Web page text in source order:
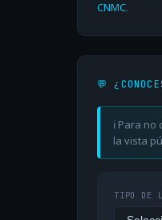
CNMC.
💬
ℹ️ Para
la vista
TIPO DE